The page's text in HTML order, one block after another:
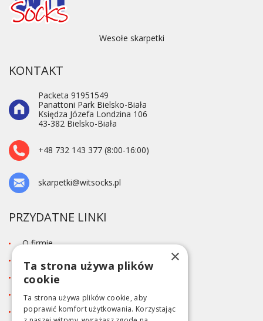
Wesołe skarpetki
KONTAKT
Packeta 91951549
Panattoni Park Bielsko-Biała
Księdza Józefa Londzina 106
43-382 Bielsko-Biała
+48 732 143 377 (8:00-16:00)
skarpetki@witsocks.pl
PRZYDATNE LINKI
O firmie
Blog
Kontakt
Tabela rozmiarów
Polityka prywatności RODO
×
Ta strona używa plików
cookie
Ta strona używa plików cookie, aby
poprawić komfort użytkowania. Korzystając